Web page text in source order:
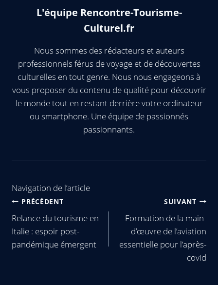
L'équipe Rencontre-Tourisme-
Culturel.fr
Nous sommes des rédacteurs et auteurs
professionnels férus de voyage et de découvertes
culturelles en tout genre. Nous nous engageons à
vous proposer du contenu de qualité pour découvrir
le monde tout en restant derrière votre ordinateur
ou smartphone. Une équipe de passionnés
passionnants.
Navigation de l’article
PRÉCÉDENT
Relance du tourisme en
Italie : espoir post-
pandémique émergent
SUIVANT
Formation de la main-
d’œuvre de l’aviation
essentielle pour l’après-
covid